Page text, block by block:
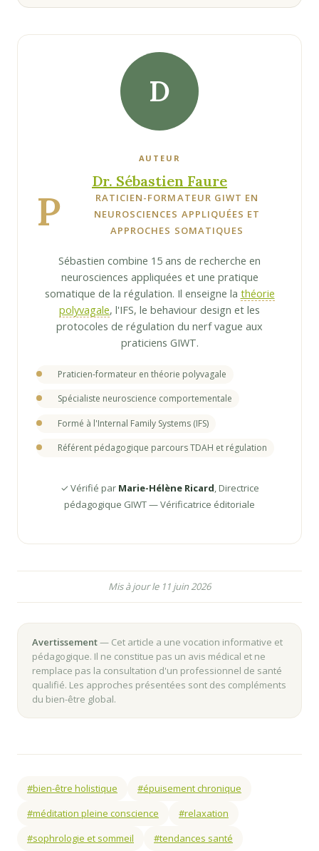
D
AUTEUR
Dr. Sébastien Faure
P
RATICIEN-FORMATEUR GIWT EN
NEUROSCIENCES APPLIQUÉES ET
APPROCHES SOMATIQUES
Sébastien combine 15 ans de recherche en
neurosciences appliquées et une pratique
somatique de la régulation. Il enseigne la théorie
polyvagale, l'IFS, le behaviour design et les
protocoles de régulation du nerf vague aux
praticiens GIWT.
Praticien-formateur en théorie polyvagale
Spécialiste neuroscience comportementale
Formé à l'Internal Family Systems (IFS)
Référent pédagogique parcours TDAH et régulation
✓ Vérifié par Marie-Hélène Ricard, Directrice
pédagogique GIWT — Vérificatrice éditoriale
Mis à jour le 11 juin 2026
Avertissement— Cet article a une vocation informative et
pédagogique. Il ne constitue pas un avis médical et ne
remplace pas la consultation d'un professionnel de santé
qualifié. Les approches présentées sont des compléments
du bien-être global.
#bien-être holistique
#épuisement chronique
#méditation pleine conscience
#relaxation
#sophrologie et sommeil
#tendances santé